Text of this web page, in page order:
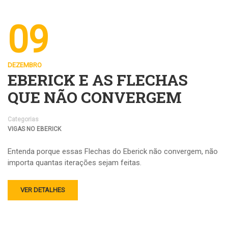
09
DEZEMBRO
EBERICK E AS FLECHAS
QUE NÃO CONVERGEM
Categorias
VIGAS NO EBERICK
Entenda porque essas Flechas do Eberick não convergem, não
importa quantas iterações sejam feitas.
VER DETALHES